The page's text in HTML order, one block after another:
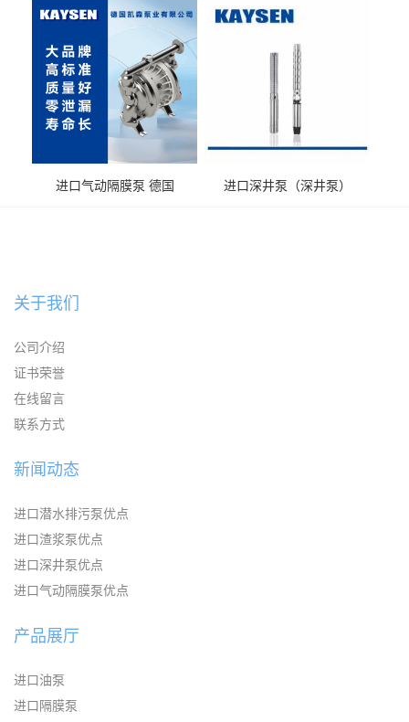
送气动泵
输送
进口气动隔膜泵 德国
进口深井泵（深井泵）
关于我们
公司介绍
证书荣誉
在线留言
联系方式
新闻动态
进口潜水排污泵优点
进口渣浆泵优点
进口深井泵优点
进口气动隔膜泵优点
产品展厅
进口油泵
进口隔膜泵